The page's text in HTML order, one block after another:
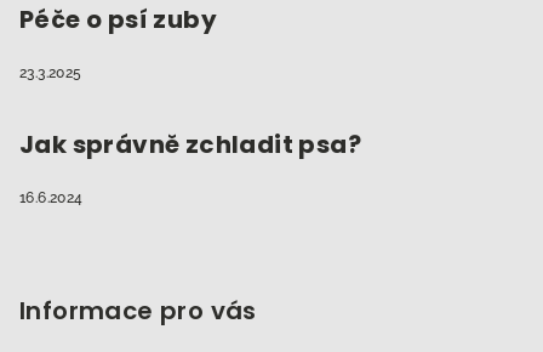
Péče o psí zuby
23.3.2025
Jak správně zchladit psa?
16.6.2024
Informace pro vás